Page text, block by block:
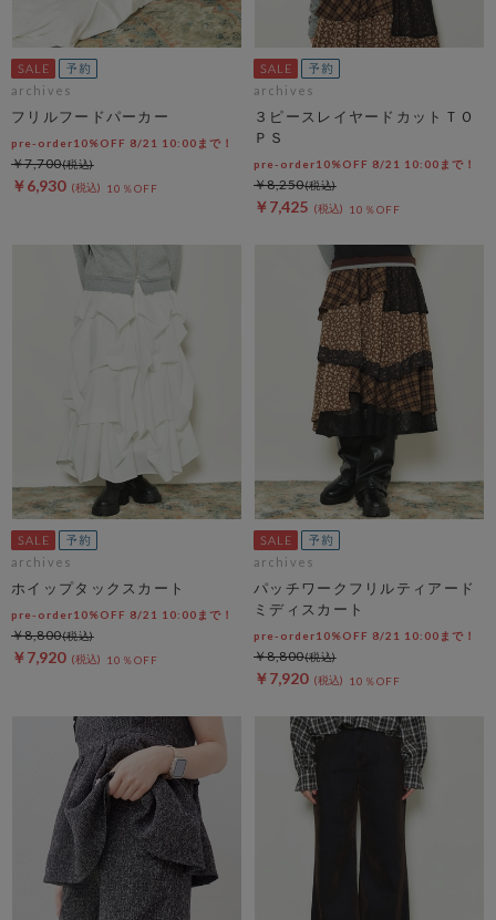
archives
フリルフードパーカー
pre-order10%OFF 8/21 10:00まで！
￥6,930 10％OFF
￥7,700
archives
３ピースレイヤードカットＴＯ
ＰＳ
pre-order10%OFF 8/21 10:00まで！
￥7,425 10％OFF
￥8,250
archives
ホイップタックスカート
pre-order10%OFF 8/21 10:00まで！
￥7,920 10％OFF
￥8,800
archives
パッチワークフリルティアード
ミディスカート
pre-order10%OFF 8/21 10:00まで！
￥7,920 10％OFF
￥8,800